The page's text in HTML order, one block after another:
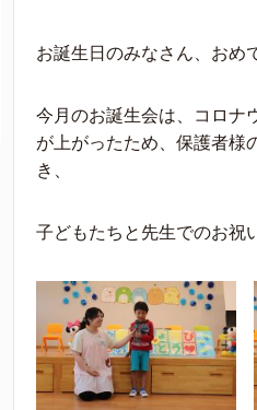
お誕生日のみなさん、おめ
今月のお誕生会は、コロナ
が上がったため、保護者様
き、
子どもたちと先生でのお祝